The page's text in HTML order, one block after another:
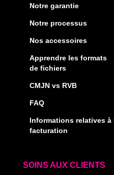
Notre garantie
Notre processus
Nos accessoires
Apprendre les formats
de fichiers
CMJN vs RVB
FAQ
Informations relatives à
facturation
SOINS AUX CLIENTS